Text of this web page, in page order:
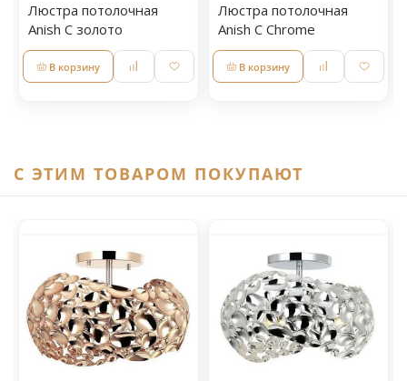
Люстра потолочная
Anish С золото
В корзину
Люстра потолочная
Anish С Chrome
В корзину
C ЭТИМ ТОВАРОМ ПОКУПАЮТ